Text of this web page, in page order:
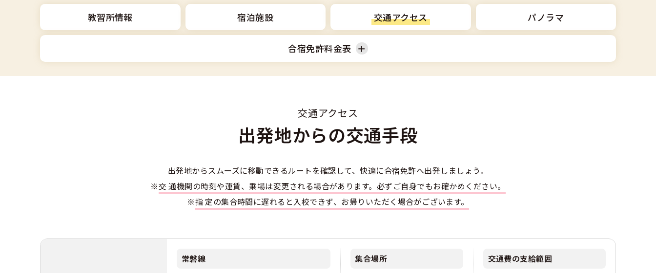
大特
けん引
中型二種
教習所検索
運転免許の種類(車種)
360度パノラマ教習所
教育訓練給付金制度
合宿免許とは
安心・お得・早い・充実の合宿免許
合宿免許での免許取得の流れ
運転免許別モデルスケジュール
保護者の方へ
合宿費用のお支払いについて
免許取消・失効による再取得
冬・雪国の合宿免許は大丈夫？
みんなが選んだ合宿免許の条件
大型免許体験記
全国の運転免許試験場(免許センター)
本免学科試験問題に挑戦
登録商標
個人情報の取扱い
特定商取引法に基づく表示
入校申込
教習所情報 宿泊施設 交通アクセス パノラマ
合宿免許料金表
交通アクセス
出発地からの交通手段
出発地からスムーズに移動できるルートを確認して、快適に合宿免許へ出発しましょう。
※
交通機関の時刻や運賃、乗場は変更される場合があります。必ずご自身でもお確かめください。
※
指定の集合時間に遅れると入校できず、お帰りいただく場合がございます。
常磐線 集合場所 交通費の支給範囲